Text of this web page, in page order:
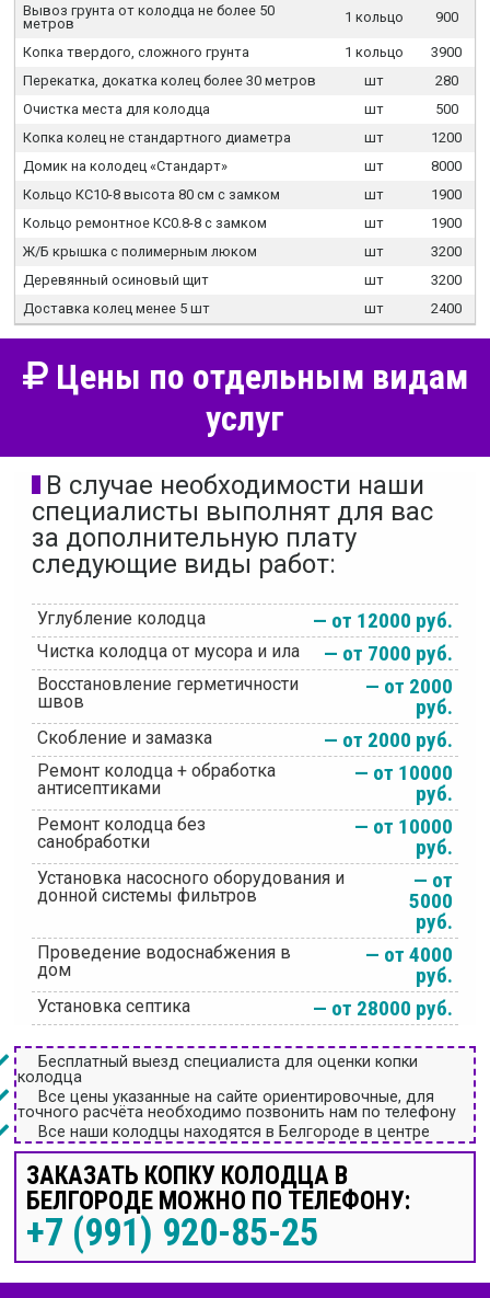
Вывоз грунта от колодца не более 50
метров
1 кольцо 900
Копка твердого, сложного грунта 1 кольцо
3900
Перекатка, докатка колец более 30 метров
шт
280
Очистка места для колодца
шт
500
Копка колец не стандартного диаметра
шт
1200
Домик на колодец «Стандарт»
шт
8000
Кольцо КС10-8 высота 80 см с замком
шт
1900
Кольцо ремонтное КС0.8-8 с замком
шт
1900
Ж/Б крышка с полимерным люком
шт
3200
Деревянный осиновый щит
шт
3200
Доставка колец менее 5 шт
шт 2400
Цены по отдельным видам
услуг
В случае необходимости наши
специалисты выполнят для вас
за дополнительную плату
следующие виды работ:
Углубление колодца — от 12000 руб.
Чистка колодца от мусора и ила — от 7000 руб.
Восстановление герметичности
швов
— от 2000
руб.
Скобление и замазка — от 2000 руб.
Ремонт колодца + обработка
антисептиками
— от 10000
руб.
Ремонт колодца без
санобработки
— от 10000
руб.
Установка насосного оборудования и
донной системы фильтров
— от
5000
руб.
Проведение водоснабжения в
дом
— от 4000
руб.
Установка септика — от 28000 руб.
Бесплатный выезд специалиста для оценки копки
колодца
Все цены указанные на сайте ориентировочные, для
точного расчёта необходимо позвонить нам по телефону
Все наши колодцы находятся в Белгороде в центре
ЗАКАЗАТЬ КОПКУ КОЛОДЦА В
БЕЛГОРОДЕ МОЖНО ПО ТЕЛЕФОНУ:
+7 (991) 920-85-25